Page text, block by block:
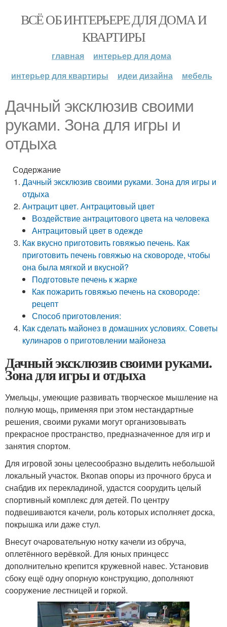
ВСЁ ОБ ИНТЕРЬЕРЕ ДЛЯ ДОМА И
КВАРТИРЫ
главная
интерьер для дома
интерьер для квартиры
идеи дизайна мебель
Дачный эксклюзив своими
руками. Зона для игры и
отдыха
Содержание
Дачный эксклюзив своими руками. Зона для игры и
отдыха
Антрацит цвет. Антрацитовый цвет
Воздействие антрацитового цвета на человека
Антрацитовый цвет в одежде
Как вкусно приготовить говяжью печень. Как
приготовить печень говяжью на сковороде, чтобы
она была мягкой и вкусной?
Подготовьте печень к жарке
Как пожарить говяжью печень на сковороде:
рецепт
Способ приготовления:
Как сделать майонез в домашних условиях. Советы
кулинаров о приготовлении майонеза
Дачный эксклюзив своими руками.
Зона для игры и отдыха
Умельцы, умеющие развивать творческое мышление на
полную мощь, применяя при этом нестандартные
решения, своими руками могут организовывать
прекрасное пространство, предназначенное для игр и
занятия спортом.
Для игровой зоны целесообразно выделить небольшой
локальный участок. Вкопав опоры из прочного бруса и
снабдив их перекладиной, удастся соорудить целый
спортивный комплекс для детей. По центру
подвешиваются качели, роль которых исполняет доска,
покрышка или даже стул.
Внесут очаровательную нотку качели из обруча,
оплетённого верёвкой. Для юных принцесс
дополнительно крепится кружевной навес. Установив
сбоку ещё одну опорную конструкцию, дополняют
сооружение лестницей и горкой.